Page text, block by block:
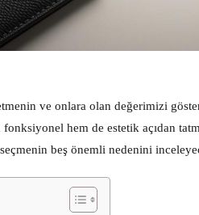
ve onlara olan değerimizi
hem de estetik açıdan
beş önemli nedenini